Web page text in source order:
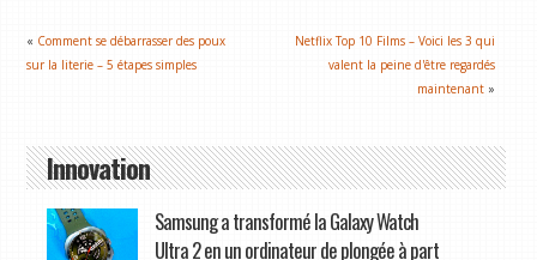
« Comment se débarrasser des poux
sur la literie – 5 étapes simples
Netflix Top 10 Films – Voici les 3 qui
valent la peine d'être regardés
maintenant »
Innovation
Samsung a transformé la Galaxy Watch
Ultra 2 en un ordinateur de plongée à part